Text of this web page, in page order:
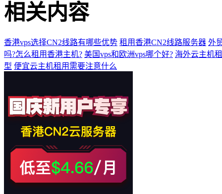
相关内容
香港vps选择CN2线路有哪些优势 租用香港CN2线路服务器 外
吗?怎么租用香港主机? 美国vps和欧洲vps哪个好? 海外云主机
型 便宜云主机租用需要注意什么